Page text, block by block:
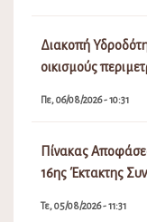
Διακοπή
οικισμούς
Πε, 06/08/2026 - 10:31
Πίνακας
16ης Έκτακτης
Τε, 05/08/2026 - 11:31